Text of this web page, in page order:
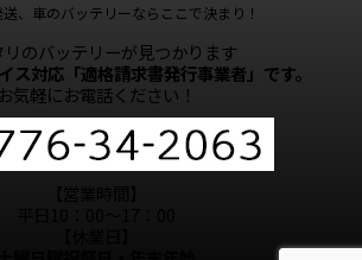
、車のバッテリーならここで決まり！
リのバッテリーが見つかります
ス対応「適格請求書発行事業者」です。
お気軽にお電話ください！